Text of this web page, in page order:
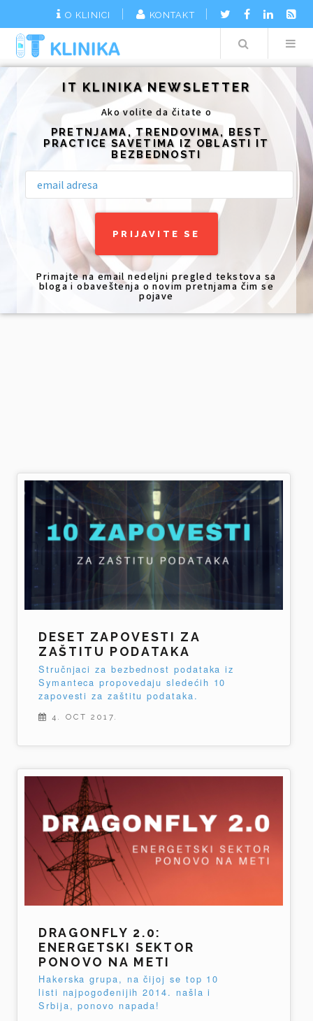
O KLINICI KONTAKT
Search
IT KLINIKA NEWSLETTER
Ako volite da čitate o
PRETNJAMA, TRENDOVIMA, BEST
PRACTICE SAVETIMA IZ OBLASTI IT
BEZBEDNOSTI
Primajte na email nedeljni pregled tekstova sa
bloga i obaveštenja o novim pretnjama čim se
pojave
DESET ZAPOVESTI ZA
ZAŠTITU PODATAKA
Stručnjaci za bezbednost podataka iz
Symanteca propovedaju sledećih 10
zapovesti za zaštitu podataka.
4. OCT 2017.
DRAGONFLY 2.0:
ENERGETSKI SEKTOR
PONOVO NA METI
Hakerska grupa, na čijoj se top 10
listi najpogođenijih 2014. našla i
Srbija, ponovo napada!